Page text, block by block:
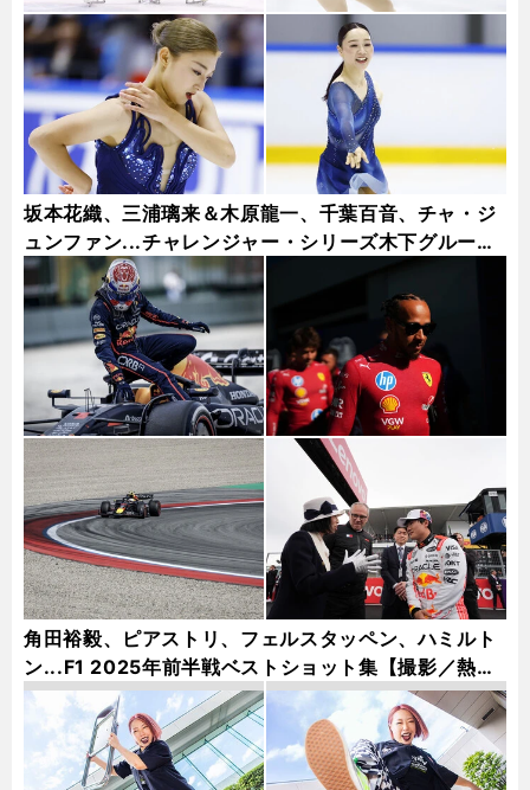
坂本花織、三浦璃来＆木原龍一、千葉百音、チャ・ジ
ュンファン...チャレンジャー・シリーズ木下グループ
杯フォトギャラリー
角田裕毅、ピアストリ、フェルスタッペン、ハミルト
ン...F1 2025年前半戦ベストショット集【撮影／熱田
護＆桜井淳雄】